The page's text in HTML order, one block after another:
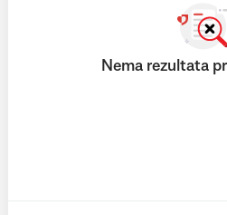
Nema rezultata